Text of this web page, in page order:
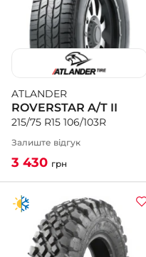
ATLANDER
ROVERSTAR A/T II
215/75 R15 106/103R
Залиште відгук
3 430 грн